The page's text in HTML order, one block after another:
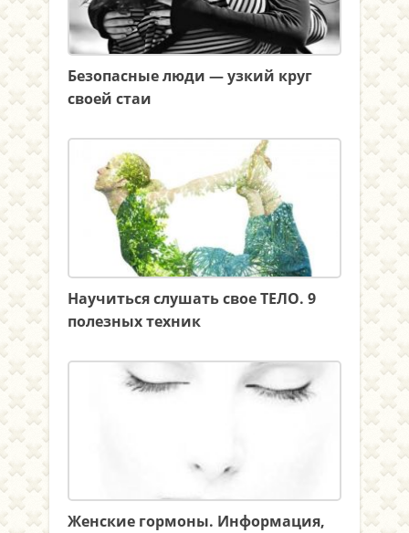
Безопасные люди — узкий круг
своей стаи
Научиться слушать свое ТЕЛО. 9
полезных техник
Женские гормоны. Информация,